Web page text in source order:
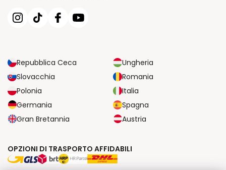
Repubblica Ceca
Ungheria
Slovacchia
Romania
Polonia
Italia
Germania
Spagna
Gran Bretannia
Austria
OPZIONI DI TRASPORTO AFFIDABILI